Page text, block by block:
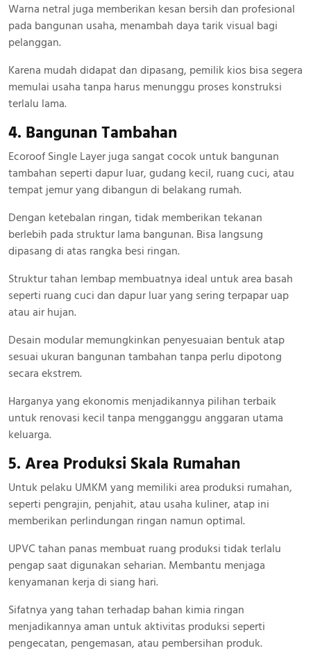
Warna netral juga memberikan kesan bersih dan profesional
pada bangunan usaha, menambah daya tarik visual bagi
pelanggan.
Karena mudah didapat dan dipasang, pemilik kios bisa segera
memulai usaha tanpa harus menunggu proses konstruksi
terlalu lama.
4. Bangunan Tambahan
Ecoroof Single Layer juga sangat cocok untuk bangunan
tambahan seperti dapur luar, gudang kecil, ruang cuci, atau
tempat jemur yang dibangun di belakang rumah.
Dengan ketebalan ringan, tidak memberikan tekanan
berlebih pada struktur lama bangunan. Bisa langsung
dipasang di atas rangka besi ringan.
Struktur tahan lembap membuatnya ideal untuk area basah
seperti ruang cuci dan dapur luar yang sering terpapar uap
atau air hujan.
Desain modular memungkinkan penyesuaian bentuk atap
sesuai ukuran bangunan tambahan tanpa perlu dipotong
secara ekstrem.
Harganya yang ekonomis menjadikannya pilihan terbaik
untuk renovasi kecil tanpa mengganggu anggaran utama
keluarga.
5. Area Produksi Skala Rumahan
Untuk pelaku UMKM yang memiliki area produksi rumahan,
seperti pengrajin, penjahit, atau usaha kuliner, atap ini
memberikan perlindungan ringan namun optimal.
UPVC tahan panas membuat ruang produksi tidak terlalu
pengap saat digunakan seharian. Membantu menjaga
kenyamanan kerja di siang hari.
Sifatnya yang tahan terhadap bahan kimia ringan
menjadikannya aman untuk aktivitas produksi seperti
pengecatan, pengemasan, atau pembersihan produk.